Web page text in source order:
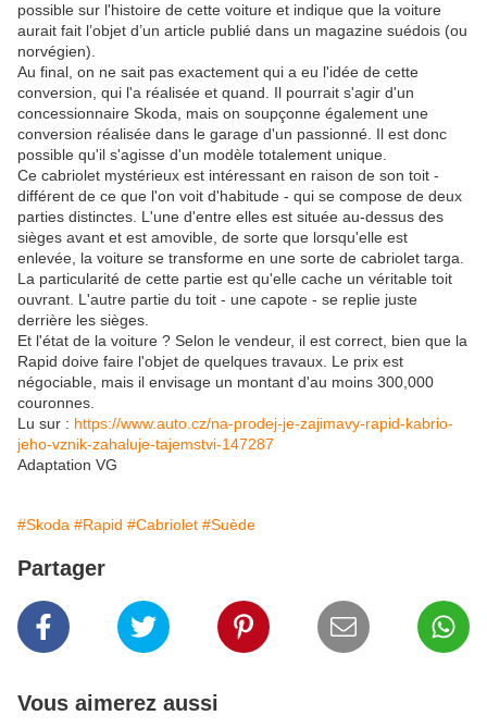
possible sur l'histoire de cette voiture et indique que la voiture
aurait fait l’objet d’un article publié dans un magazine suédois (ou
norvégien).
Au final, on ne sait pas exactement qui a eu l'idée de cette
conversion, qui l'a réalisée et quand. Il pourrait s'agir d'un
concessionnaire Skoda, mais on soupçonne également une
conversion réalisée dans le garage d'un passionné. Il est donc
possible qu'il s'agisse d'un modèle totalement unique.
Ce cabriolet mystérieux est intéressant en raison de son toit -
différent de ce que l'on voit d'habitude - qui se compose de deux
parties distinctes. L'une d'entre elles est située au-dessus des
sièges avant et est amovible, de sorte que lorsqu'elle est
enlevée, la voiture se transforme en une sorte de cabriolet targa.
La particularité de cette partie est qu'elle cache un véritable toit
ouvrant. L'autre partie du toit - une capote - se replie juste
derrière les sièges.
Et l'état de la voiture ? Selon le vendeur, il est correct, bien que la
Rapid doive faire l'objet de quelques travaux. Le prix est
négociable, mais il envisage un montant d'au moins 300,000
couronnes.
Lu sur : https://www.auto.cz/na-prodej-je-zajimavy-rapid-kabrio-
jeho-vznik-zahaluje-tajemstvi-147287
Adaptation VG
#Skoda #Rapid #Cabriolet #Suède
Partager
Vous aimerez aussi